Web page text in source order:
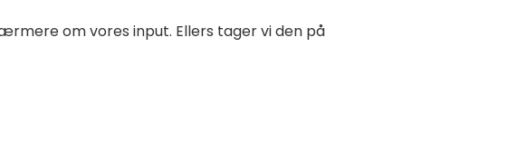
om vores input. Ellers tager vi den på